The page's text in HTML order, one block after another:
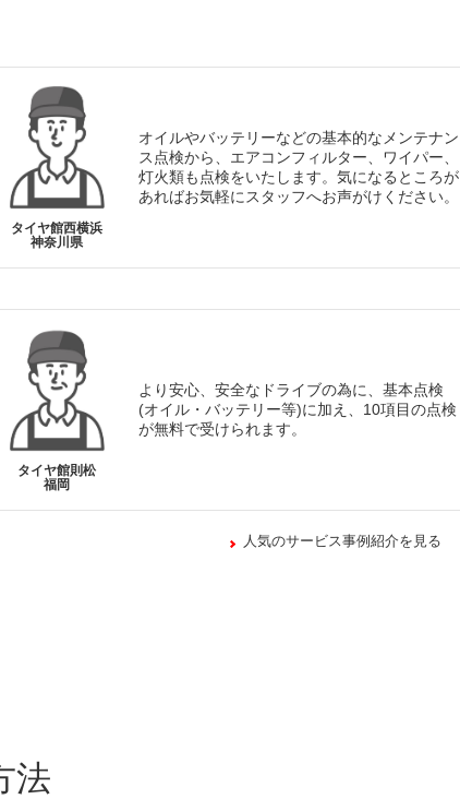
タイヤ館西横浜
神奈川県
オイルやバッテリーなどの基本的なメンテナン
ス点検から、エアコンフィルター、ワイパー、
灯火類も点検をいたします。気になるところが
あればお気軽にスタッフへお声がけください。
タイヤ館則松
福岡
より安心、安全なドライブの為に、基本点検
(オイル・バッテリー等)に加え、10項目の点検
が無料で受けられます。
人気のサービス事例紹介を見る
法